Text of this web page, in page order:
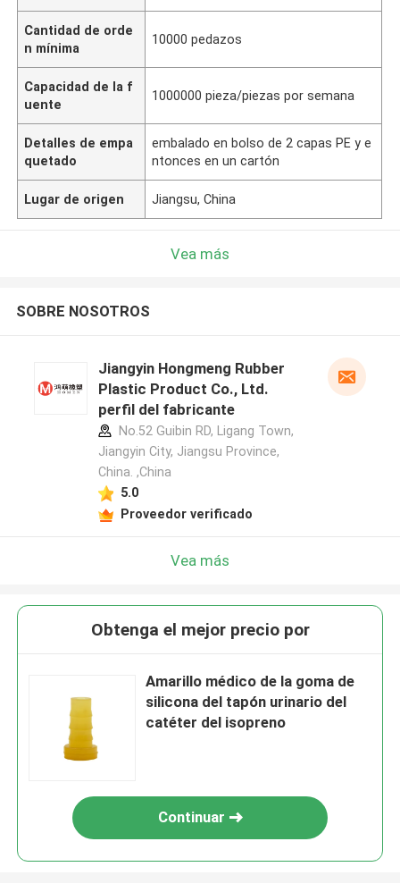
Cantidad de orde
n mínima
10000 pedazos
Capacidad de la f
uente
1000000 pieza/piezas por semana
Detalles de empa
quetado
embalado en bolso de 2 capas PE y e
ntonces en un cartón
Lugar de origen Jiangsu, China
Vea más
SOBRE NOSOTROS
Jiangyin Hongmeng Rubber
Plastic Product Co., Ltd.
perfil del fabricante
No.52 Guibin RD, Ligang Town,
Jiangyin City, Jiangsu Province,
China. ,China
5.0
Proveedor verificado
Vea más
Obtenga el mejor precio por
Amarillo médico de la goma de
silicona del tapón urinario del
catéter del isopreno
Continuar